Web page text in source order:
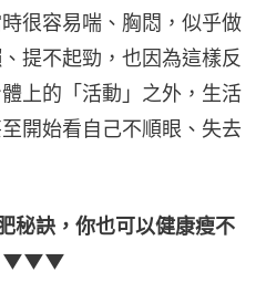
很容易喘、胸悶，似乎做
提不起勁，也因為這樣反
上的「活動」之外，生活
開始看自己不順眼、失去
秘訣，你也可以健康瘦不
）▼▼▼